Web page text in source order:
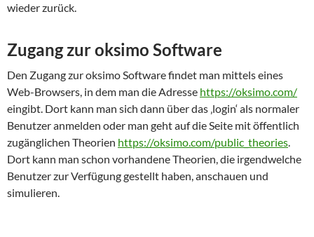
wieder zurück.
Zugang zur oksimo Software
Den Zugang zur oksimo Software findet man mittels eines
Web-Browsers, in dem man die Adresse https://oksimo.com/
eingibt. Dort kann man sich dann über das ‚login‘ als normaler
Benutzer anmelden oder man geht auf die Seite mit öffentlich
zugänglichen Theorien https://oksimo.com/public_theories.
Dort kann man schon vorhandene Theorien, die irgendwelche
Benutzer zur Verfügung gestellt haben, anschauen und
simulieren.